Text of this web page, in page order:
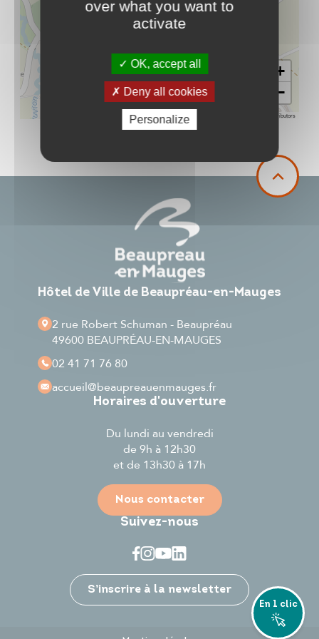
Je participe
+
−
contributors
Hôtel de Ville de Beaupréau-en-Mauges
2 rue Robert Schuman - Beaupréau
49600 BEAUPRÉAU-EN-MAUGES
02 41 71 76 80
accueil@beaupreauenmauges.fr
Horaires d'ouverture
Du lundi au vendredi
de 9h à 12h30
et de 13h30 à 17h
Nous contacter
Suivez-nous
S’inscrire à la newsletter
En 1 clic
over what you want to
activate
OK, accept all
Deny all cookies
Personalize